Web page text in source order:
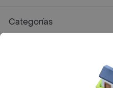
Categorías